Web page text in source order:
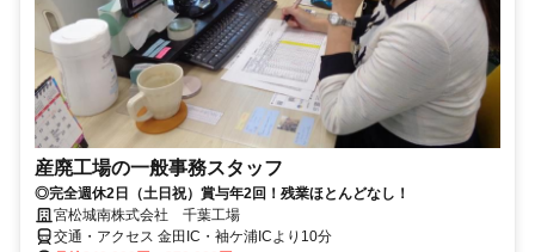
産廃工場の一般事務スタッフ
◎完全週休2日（土日祝）賞与年2回！残業ほとんどなし！
宮松城南株式会社 千葉工場
交通・アクセス 金田IC・袖ケ浦ICより10分